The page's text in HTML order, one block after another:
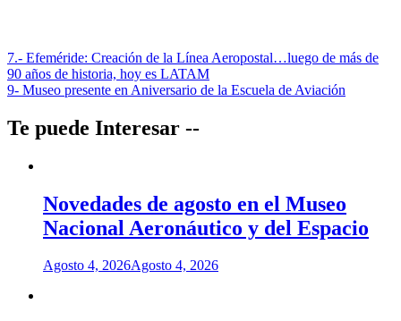
Navegación
de
7.- Efeméride: Creación de la Línea Aeropostal…luego de más de
90 años de historia, hoy es LATAM
9- Museo presente en Aniversario de la Escuela de Aviación
Te puede Interesar --
Novedades de agosto en el Museo
Nacional Aeronáutico y del Espacio
Agosto 4, 2026Agosto 4, 2026